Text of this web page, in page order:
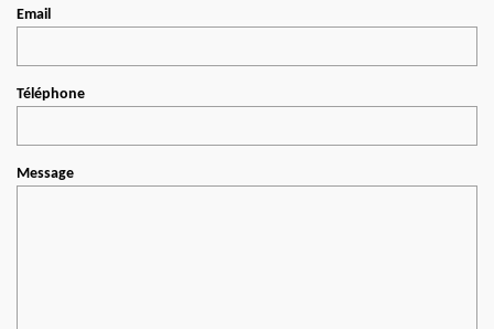
Email
Téléphone
Message